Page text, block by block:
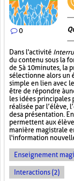
0
Dans l'activité
du contenu sous la
de 5 à 10 minutes, la
sélectionne alors un
simple en lien avec
être de répondre à
les idées principales
réalisée par l’élève,
de sa présentation.
permettent aux
manière magistrale
l'information
Enseignement
Interactions (2)